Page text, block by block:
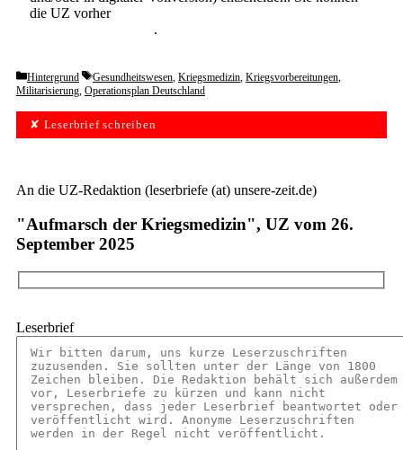
die UZ vorher
.
Categories
Hintergrund Tags
Gesundheitswesen, Kriegsmedizin, Kriegsvorbereitungen,
Militarisierung, Operationsplan Deutschland
✘ Leserbrief schreiben
An die UZ-Redaktion (leserbriefe (at) unsere-zeit.de)
"Aufmarsch der Kriegsmedizin", UZ vom 26.
September 2025
Leserbrief